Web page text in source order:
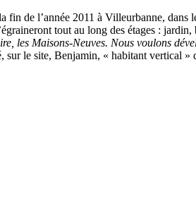
fin de l’année 2011 à Villeurbanne,
tout au long des étages :
les Maisons-Neuves. Nous voulons
sur le site, Benjamin, « habitant vertical